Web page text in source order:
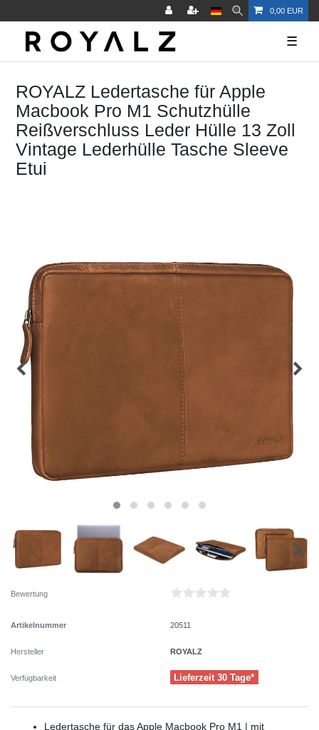
0,00 EUR
☰
ROYALZ Ledertasche für Apple
Macbook Pro M1 Schutzhülle
Reißverschluss Leder Hülle 13 Zoll
Vintage Lederhülle Tasche Sleeve
Etui
Bewertung
Artikelnummer 20511
Hersteller ROYALZ
Verfügbarkeit Lieferzeit 30 Tage*
Ledertasche für das Apple Macbook Pro M1 | mit